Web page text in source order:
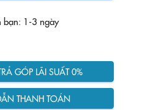
bạn: 1-3 ngày
GÓP LÃI SUẤT 0%
THANH TOÁN